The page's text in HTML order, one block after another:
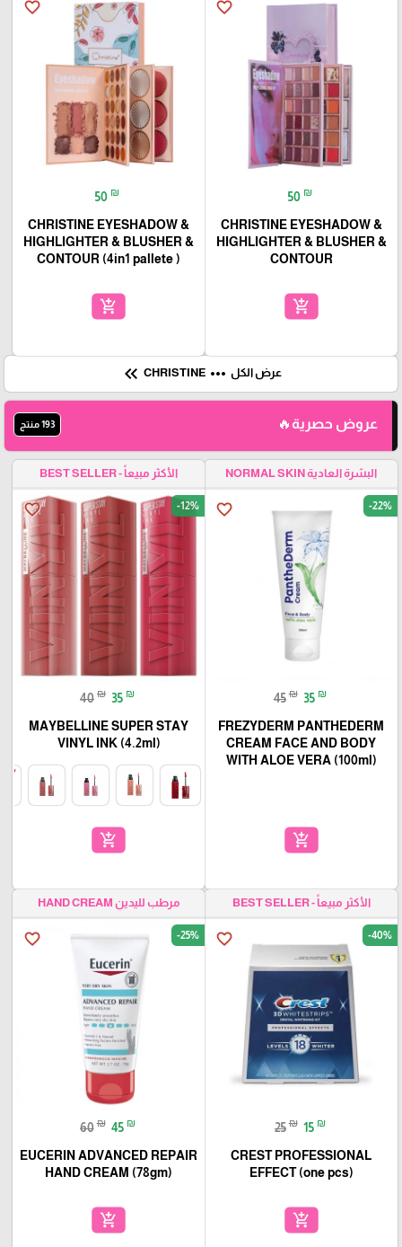
favorite_border
50 ₪
CHRISTINE EYESHADOW &
HIGHLIGHTER & BLUSHER &
CONTOUR
add_shopping_cart
favorite_border
50 ₪
CHRISTINE EYESHADOW &
HIGHLIGHTER & BLUSHER &
CONTOUR (4in1 pallete )
add_shopping_cart
عرض الكل more_horiz
keyboard_double_arrow_left
عروض حصرية🔥 193 منتج
البشرة العادية NORMAL SKIN
favorite_border -22%
45 ₪ 35 ₪
FREZYDERM PANTHEDERM
CREAM FACE AND BODY
WITH ALOE VERA (100ml)
add_shopping_cart
الأكثر مبيعاً - BEST SELLER
favorite_border -12%
40 ₪ 35 ₪
MAYBELLINE SUPER STAY
VINYL INK (4.2ml)
add_shopping_cart
الأكثر مبيعاً - BEST SELLER
favorite_border -40%
25 ₪ 15 ₪
CREST PROFESSIONAL
EFFECT (one pcs)
add_shopping_cart
مرطب لليدين HAND CREAM
favorite_border -25%
60 ₪ 45 ₪
EUCERIN ADVANCED REPAIR
HAND CREAM (78gm)
add_shopping_cart